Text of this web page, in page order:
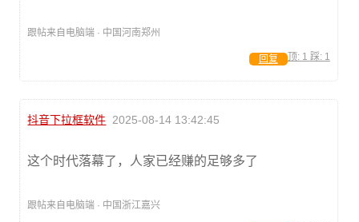
跟帖来自电脑端 · 中国河南郑州
顶: 1 踩: 1
回复
抖音下拉框软件 2025-08-14 13:42:45
这个时代落幕了，人家已经赚的足够多了
跟帖来自电脑端 · 中国浙江嘉兴